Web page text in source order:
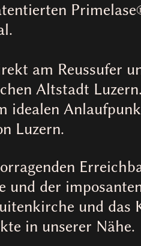
am Reussufer
Altstadt
idealen
Luzern.
und der
und
in unserer Nähe.